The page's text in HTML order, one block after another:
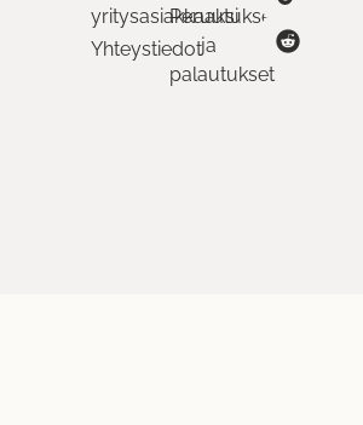
yritysasiakkaaksi
Yhteystiedot
Peruutukset
ja
palautukset